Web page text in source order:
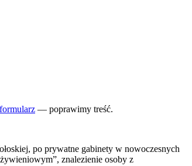
— poprawimy treść.
po prywatne gabinety w nowoczesnych
znalezienie osoby z